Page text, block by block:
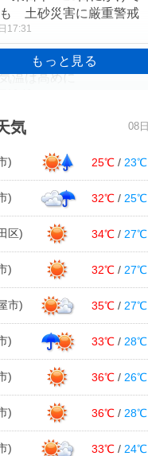
土砂災害に厳重警戒
17:31
海道の1か月 日差しは
温は高めに
的に暑すぎる7月 梅雨
16:06
陸 梅雨本番 あす26日(
雨も
7月に向け梅雨前線
点が続出か!?
12:55
本海側を中心に蒸し暑い
気温30度以上の所も
12:07
・佐賀で大雨 あすに
水帯の発生に警戒
11:52
地方 あすの午前中に
気 08
) 25℃ / 23℃
) 32℃ / 25℃
区) 34℃ / 27℃
) 32℃ / 27℃
市) 35℃ / 27℃
) 33℃ / 28℃
) 36℃ / 26℃
) 36℃ / 28℃
) 33℃ / 24℃